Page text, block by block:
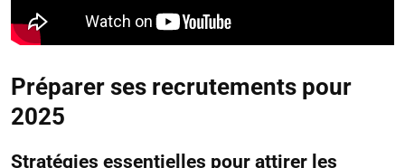
Préparer ses recrutements pour
2025
Stratégies essentielles pour attirer les